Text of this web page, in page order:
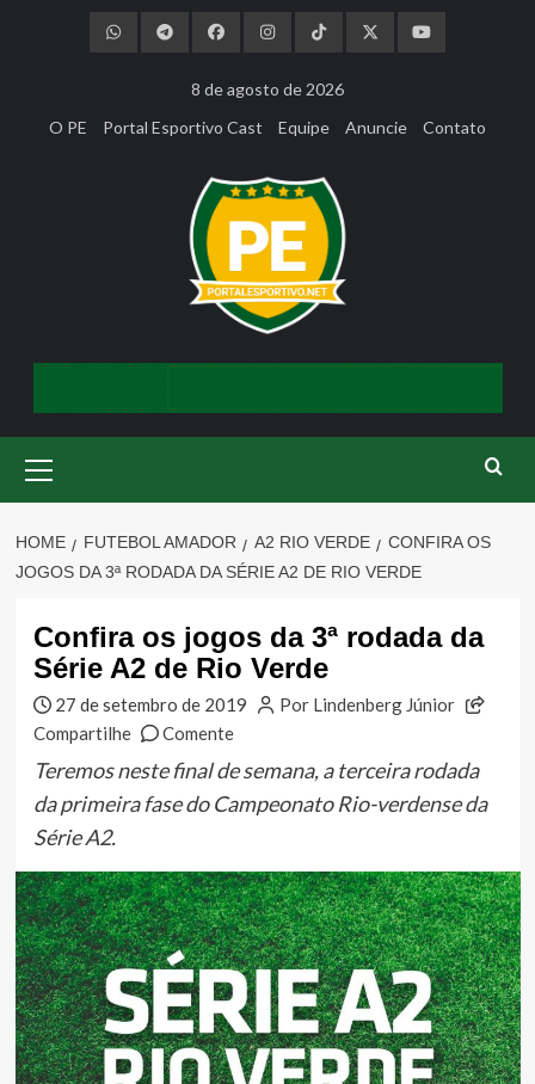
8 de agosto de 2026
O PE
Portal Esportivo Cast Equipe Anuncie Contato
Menu
HOME FUTEBOL AMADOR A2 RIO VERDE
CONFIRA OS
JOGOS DA 3ª RODADA DA SÉRIE A2 DE RIO VERDE
Confira os jogos da 3ª rodada da
Série A2 de Rio Verde
27 de setembro de 2019
Por Lindenberg Júnior
Compartilhe
Comente
Teremos neste final de semana, a terceira rodada
da primeira fase do Campeonato Rio-verdense da
Série A2.